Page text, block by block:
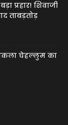
प्रहार! शिवाजी
ताबड़तोड़
चेहल्लुम का